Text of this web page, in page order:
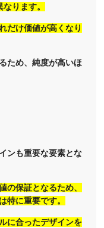
ります。
だけ価値が高くなり
ため、純度が高いほ
ンも重要な要素とな
の保証となるため、
特に重要です。
に合ったデザインを